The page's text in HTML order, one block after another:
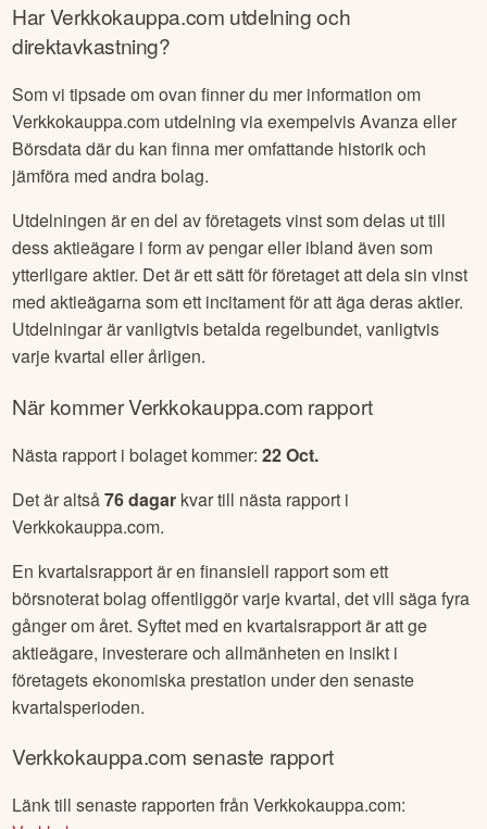
HarVerkkokauppa.com utdelning och
direktavkastning?
Som vi tipsade om ovan finner du mer information om
Verkkokauppa.com utdelning via exempelvis Avanza eller
Börsdata där du kan finna mer omfattande historik och
jämföra med andra bolag.
Utdelningen är en del av företagets vinst som delas ut till
dess aktieägare i form av pengar eller ibland även som
ytterligare aktier. Det är ett sätt för företaget att dela sin vinst
med aktieägarna som ett incitament för att äga deras aktier.
Utdelningar är vanligtvis betalda regelbundet, vanligtvis
varje kvartal eller årligen.
När kommerVerkkokauppa.com rapport
Nästa rapport i bolaget kommer:22 Oct.
Det är altså76dagar kvar till nästa rapport i
Verkkokauppa.com.
En kvartalsrapport är en finansiell rapport som ett
börsnoterat bolag offentliggör varje kvartal, det vill säga fyra
gånger om året. Syftet med en kvartalsrapport är att ge
aktieägare, investerare och allmänheten en insikt i
företagets ekonomiska prestation under den senaste
kvartalsperioden.
Verkkokauppa.com senaste rapport
Länk till senaste rapporten frånVerkkokauppa.com: